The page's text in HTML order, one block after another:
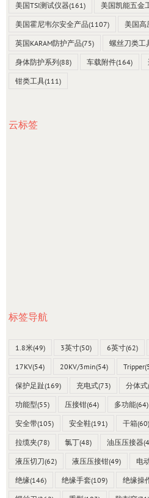
美国TSI测试仪器(161) 美国凯能五金
美国霍尼韦尔安全产品(1107) 美国高
英国KARAM防护产品(75) 螺丝刀类工
身体防护系列(88) 车载附件(164)
钳类工具(111)
云标签
标签导航
1.8米(49) 3英寸(50) 6英寸(62)
17KV(54) 20KV/3min(54) Tripper
保护足趾(169) 充电式(73) 分体式
功能型(55) 压接钳(64) 多功能(64)
安全带(105) 安全鞋(191) 干箱(60)
拉缆夹(78) 氯丁(48) 油压压接器
液压切刀(62) 液压压接钳(49) 电
绝缘(146) 绝缘手套(109) 绝缘操